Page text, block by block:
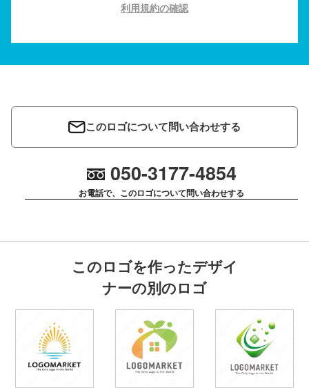
利用規約の確認
このロゴについて問い合わせする
050-3177-4854
お電話で、このロゴについて問い合わせする
このロゴを作ったデザイ
ナーの別のロゴ